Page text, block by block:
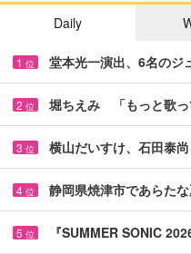
Daily
1 位 堂本光一演出、6名の
2 位 堀ちえみ 「もっと歌
3 位 横山だいすけ、石田泰
4 位 静岡県焼津市であらた
5 位 『SUMMER SONIC